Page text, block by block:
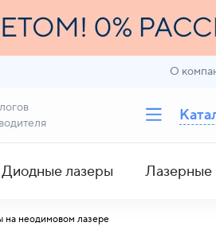
О
Диодные лазеры Лазерные
на неодимовом лазере